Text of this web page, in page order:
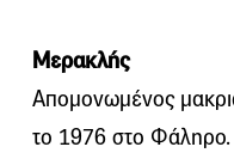
Μερακλής
Απομονωμένος
το 1976 στο Φάληρο.